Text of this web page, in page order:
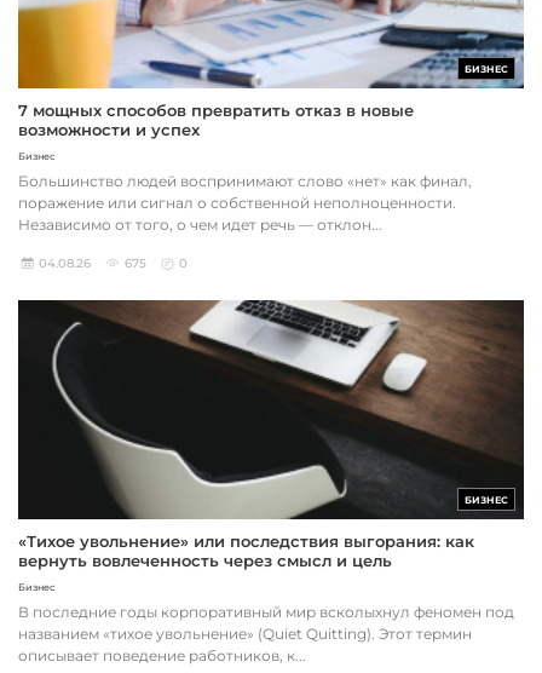
БИЗНЕС
7 мощных способов превратить отказ в новые
возможности и успех
Бизнес
Большинство людей воспринимают слово «нет» как финал,
поражение или сигнал о собственной неполноценности.
Независимо от того, о чем идет речь — отклон...
04.08.26 675 0
БИЗНЕС
«Тихое увольнение» или последствия выгорания: как
вернуть вовлеченность через смысл и цель
Бизнес
В последние годы корпоративный мир всколыхнул феномен под
названием «тихое увольнение» (Quiet Quitting). Этот термин
описывает поведение работников, к...